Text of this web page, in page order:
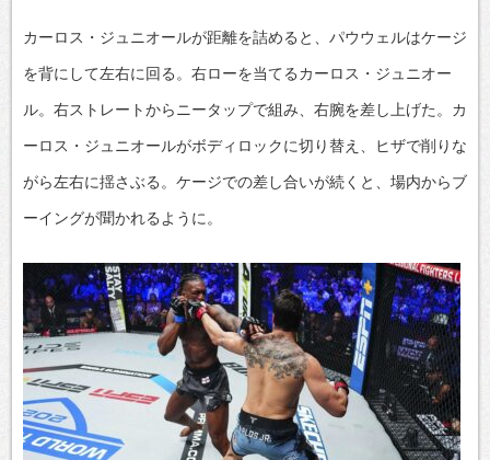
カーロス・ジュニオールが距離を詰めると、パウウェルはケージ
を背にして左右に回る。右ローを当てるカーロス・ジュニオー
ル。右ストレートからニータップで組み、右腕を差し上げた。カ
ーロス・ジュニオールがボディロックに切り替え、ヒザで削りな
がら左右に揺さぶる。ケージでの差し合いが続くと、場内からブ
ーイングが聞かれるように。